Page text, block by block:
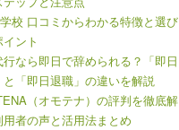
校 口コミからわかる特徴と選び
ント
なら即日で辞められる？「即日
と「即日退職」の違いを解説
（オモテナ）の評判を徹底解
用者の声と活用法まとめ